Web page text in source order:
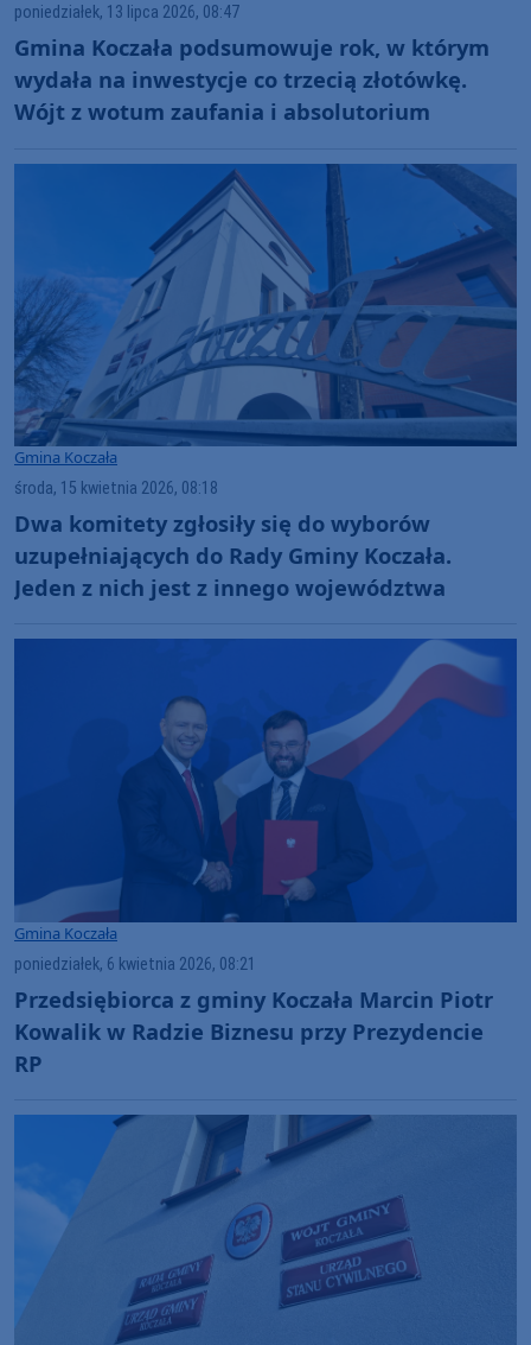
poniedziałek, 13 lipca 2026, 08:47
Gmina Koczała podsumowuje rok, w którym
wydała na inwestycje co trzecią złotówkę.
Wójt z wotum zaufania i absolutorium
Gmina Koczała
środa, 15 kwietnia 2026, 08:18
Dwa komitety zgłosiły się do wyborów
uzupełniających do Rady Gminy Koczała.
Jeden z nich jest z innego województwa
Gmina Koczała
poniedziałek, 6 kwietnia 2026, 08:21
Przedsiębiorca z gminy Koczała Marcin Piotr
Kowalik w Radzie Biznesu przy Prezydencie
RP